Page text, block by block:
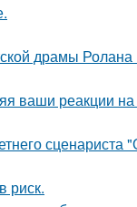
драмы
ваши реакции на
риск.